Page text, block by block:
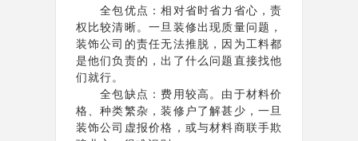
全包优点：相对省时省力省心，责
权比较清晰。一旦装修出现质量问题，
装饰公司的责任无法推脱，因为工料都
是他们负责的，出了什么问题直接找他
们就行。
全包缺点：费用较高。由于材料价
格、种类繁杂，装修户了解甚少，一旦
装饰公司虚报价格，或与材料商联手欺